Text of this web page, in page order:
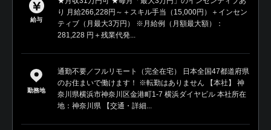
給与
り 月給266,228円～＋スキル手当（15,000円）＋インセン
ティブ（月最大3万円） ※月給例（月額最大額）：
281,228 円＋残業代発...
勤務地
通勤不要／フルリモート（完全在宅） 日本全国47都道府県
のお住まいで働けます！ ※転勤はありません 【本社】 神
奈川県横浜市神奈川区金港町1‐7 横浜ダイヤビル 本社所在
地：神奈川県 【交通・詳細...